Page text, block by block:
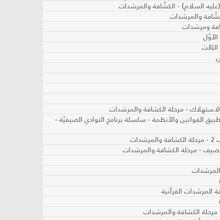
السلام) - الكشّافة والمرشدات
والمرشدات
ومرشدات
في تطبيق القوانين والأنظمة - سلسلة برنامج النوادي الصيفيّة -
المرشدات القرآنية